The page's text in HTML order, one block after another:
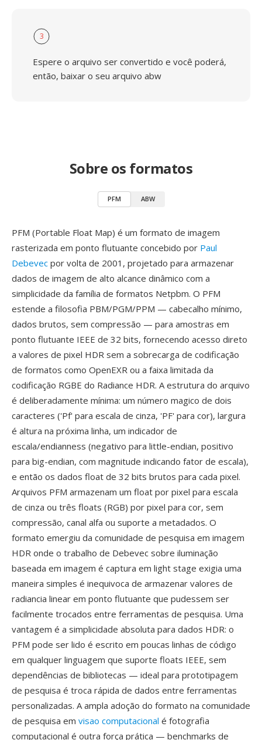
3
Espere o arquivo ser convertido e você poderá,
então, baixar o seu arquivo abw
Sobre os formatos
PFM ABW
PFM (Portable Float Map) é um formato de imagem
rasterizada em ponto flutuante concebido por Paul
Debevec por volta de 2001, projetado para armazenar
dados de imagem de alto alcance dinâmico com a
simplicidade da família de formatos Netpbm. O PFM
estende a filosofia PBM/PGM/PPM — cabecalho mínimo,
dados brutos, sem compressão — para amostras em
ponto flutuante IEEE de 32 bits, fornecendo acesso direto
a valores de pixel HDR sem a sobrecarga de codificação
de formatos como OpenEXR ou a faixa limitada da
codificação RGBE do Radiance HDR. A estrutura do arquivo
é deliberadamente mínima: um número magico de dois
caracteres ('Pf' para escala de cinza, 'PF' para cor), largura
é altura na próxima linha, um indicador de
escala/endianness (negativo para little-endian, positivo
para big-endian, com magnitude indicando fator de escala),
e então os dados float de 32 bits brutos para cada pixel.
Arquivos PFM armazenam um float por pixel para escala
de cinza ou três floats (RGB) por pixel para cor, sem
compressão, canal alfa ou suporte a metadados. O
formato emergiu da comunidade de pesquisa em imagem
HDR onde o trabalho de Debevec sobre iluminação
baseada em imagem é captura em light stage exigia uma
maneira simples é inequivoca de armazenar valores de
radiancia linear em ponto flutuante que pudessem ser
facilmente trocados entre ferramentas de pesquisa. Uma
vantagem é a simplicidade absoluta para dados HDR: o
PFM pode ser lido é escrito em poucas linhas de código
em qualquer linguagem que suporte floats IEEE, sem
dependências de bibliotecas — ideal para prototipagem
de pesquisa é troca rápida de dados entre ferramentas
personalizadas. A ampla adoção do formato na comunidade
de pesquisa em visao computacional é fotografia
computacional é outra força prática — benchmarks de